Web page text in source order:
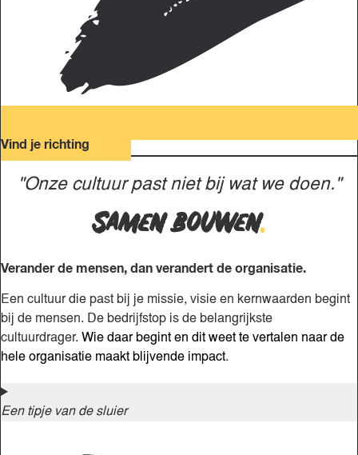
Vind je richting
"Onze cultuur past niet bij wat we doen."
Samen bouwen.
Verander de mensen, dan verandert de organisatie.
Een cultuur die past bij je missie, visie en kernwaarden begint
bij de mensen. De bedrijfstop is de belangrijkste
cultuurdrager.Wie daar begint en dit weet te vertalen naar de
hele organisatie maakt blijvende impact.
Een tipje van de sluier